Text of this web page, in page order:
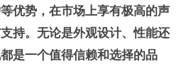
优势，在市场上享有极高的声
持。无论是外观设计、性能还
是一个值得信赖和选择的品